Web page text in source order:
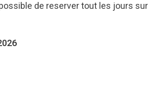
de reserver tout les jours sur